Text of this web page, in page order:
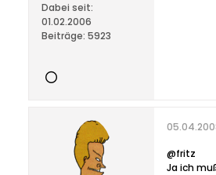
Dabei seit:
01.02.2006
Beiträge: 5923
@fritz
Ja ich